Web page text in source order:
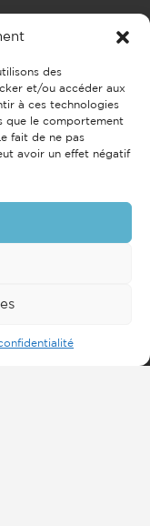
des
et/ou accéder aux
à ces technologies
que le comportement
fait de ne pas
avoir un effet négatif